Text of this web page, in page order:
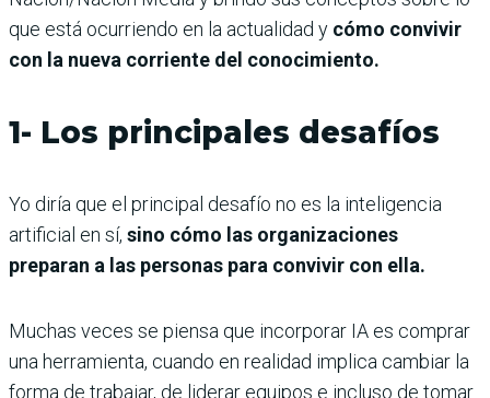
que está ocurriendo en la actualidad y cómo convivir
con la nueva corriente del conocimiento.
1- Los principales desafíos
Yo diría que el principal desafío no es la inteligencia
artificial en sí, sino cómo las organizaciones
preparan a las personas para convivir con ella.
Muchas veces se piensa que incorporar IA es comprar
una herramienta, cuando en realidad implica cambiar la
forma de trabajar, de liderar equipos e incluso de tomar